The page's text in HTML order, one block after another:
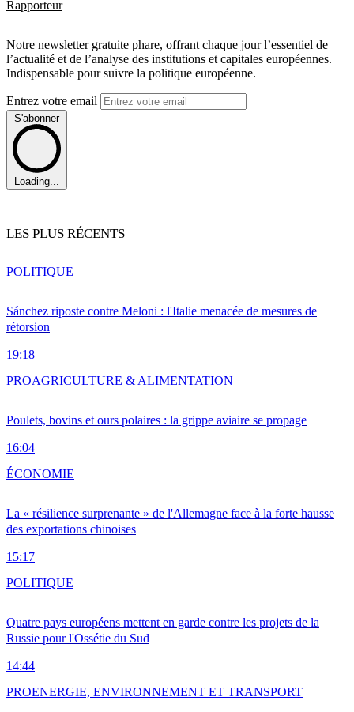
Rapporteur
Notre newsletter gratuite phare, offrant chaque jour l’essentiel de
l’actualité et de l’analyse des institutions et capitales européennes.
Indispensable pour suivre la politique européenne.
Entrez votre email
S'abonner
Loading...
LES PLUS RÉCENTS
Sánchez riposte contre Meloni : l'Italie menacée de mesures de
rétorsion
19:18
POLITIQUE
Poulets, bovins et ours polaires : la grippe aviaire se propage
16:04
PROAGRICULTURE & ALIMENTATION
La « résilience surprenante » de l'Allemagne face à la forte hausse
des exportations chinoises
15:17
ÉCONOMIE
Quatre pays européens mettent en garde contre les projets de la
Russie pour l'Ossétie du Sud
14:44
POLITIQUE
PROENERGIE, ENVIRONNEMENT ET TRANSPORT